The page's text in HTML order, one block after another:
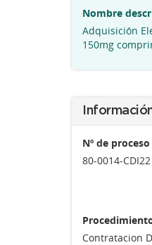
Nombre
Adquisición
150mg
Nº de proceso
80-0014-CDI22
Contratacion